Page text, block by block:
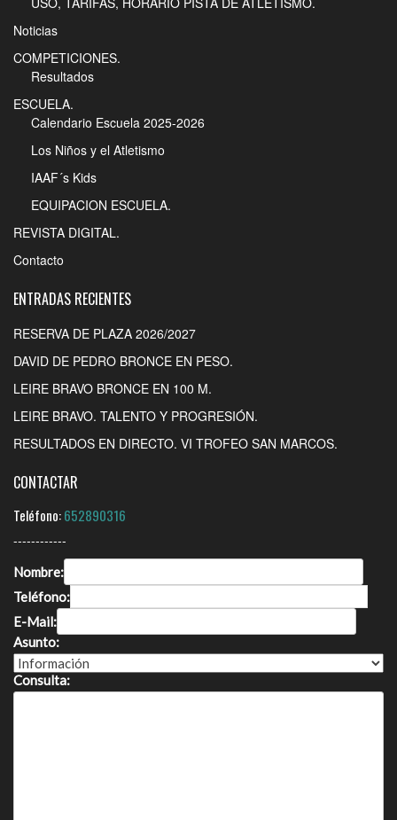
Noticias
COMPETICIONES.
Resultados
ESCUELA.
Calendario Escuela 2025-2026
Los Niños y el Atletismo
IAAF´s Kids
EQUIPACION ESCUELA.
REVISTA DIGITAL.
Contacto
ENTRADAS RECIENTES
RESERVA DE PLAZA 2026/2027
DAVID DE PEDRO BRONCE EN PESO.
LEIRE BRAVO BRONCE EN 100 M.
LEIRE BRAVO. TALENTO Y PROGRESIÓN.
RESULTADOS EN DIRECTO. VI TROFEO SAN MARCOS.
CONTACTAR
Teléfono:652890316
------------
Nombre:
Teléfono:
E-Mail:
Asunto:
Consulta: